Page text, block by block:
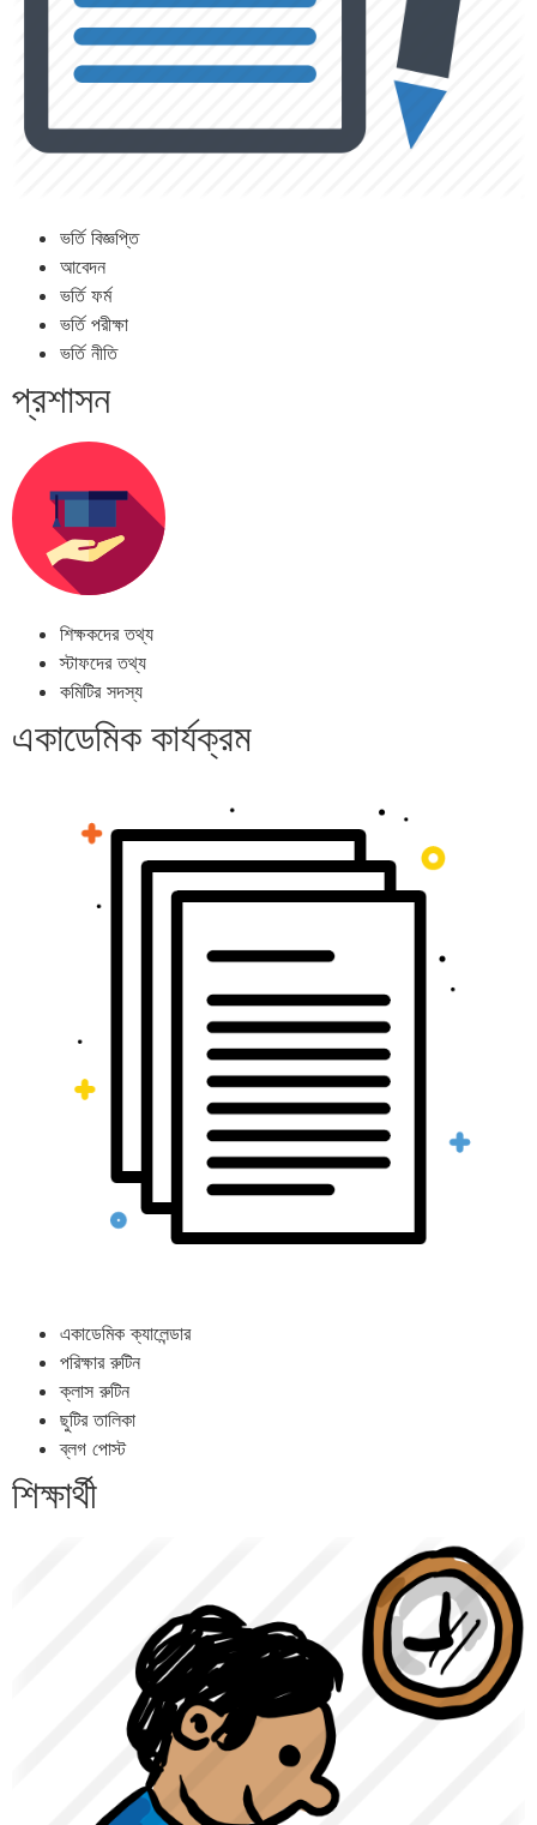
ভর্তি বিজ্ঞপ্তি
আবেদন
ভর্তি ফর্ম
ভর্তি পরীক্ষা
ভর্তি নীতি
প্রশাসন
শিক্ষকদের তথ্য
স্টাফদের তথ্য
কমিটির সদস্য
একাডেমিক কার্যক্রম
একাডেমিক ক্যালেন্ডার
পরিক্ষার রুটিন
ক্লাস রুটিন
ছুটির তালিকা
ব্লগ পোস্ট
শিক্ষার্থী